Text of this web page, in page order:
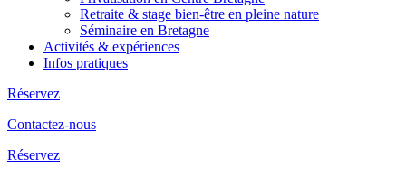
Retraite & stage bien-être en pleine nature
Séminaire en Bretagne
Activités & expériences
Infos pratiques
Réservez
Contactez-nous
Réservez